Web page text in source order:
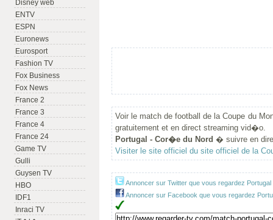
Disney web
ENTV
ESPN
Euronews
Eurosport
Fashion TV
Fox Business
Fox News
France 2
France 3
France 4
France 24
Game TV
Gulli
Guysen TV
HBO
IDF1
Inraci TV
Voir le match de football de la Coupe du
gratuitement et en direct streaming vid�o.
Portugal - Cor�e du Nord � suivre en
Visiter le site officiel du site officiel de la
Annoncer sur Twitter que vous regardez
Annoncer sur Facebook que vous regardez